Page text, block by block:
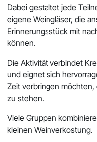
Dabei gestaltet jede
eigene Weingläser, die
Erinnerungsstück mit
können.
Die Aktivität verbindet
und eignet sich
Zeit verbringen
zu stehen.
Viele Gruppen
kleinen Weinverkostung.